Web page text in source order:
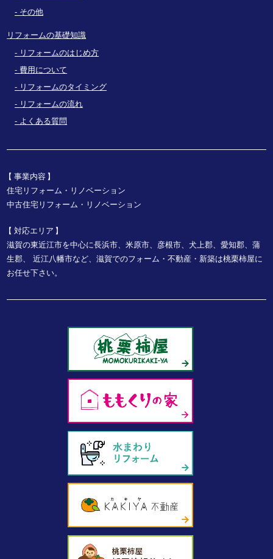
その他
リフォームの基礎知識
リフォームのはじめ方
費用について
リフォームのタイミング
リフォームの流れ
よくある質問
事業内容
住宅リフォーム・リノベーション
中古住宅リフォーム・リノベーション
対応エリア
滋賀の東近江市を中心に長浜市、米原市、彦根市、犬上郡、愛知郡、蒲
生郡、
近江八幡市など、滋賀でのフォーム・不動産・新築は桃栗柿屋に
お任せ下さい。